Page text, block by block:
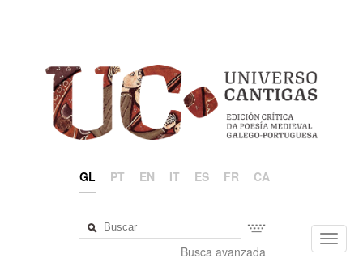
GL PT EN IT ES FR CA
Busca avanzada